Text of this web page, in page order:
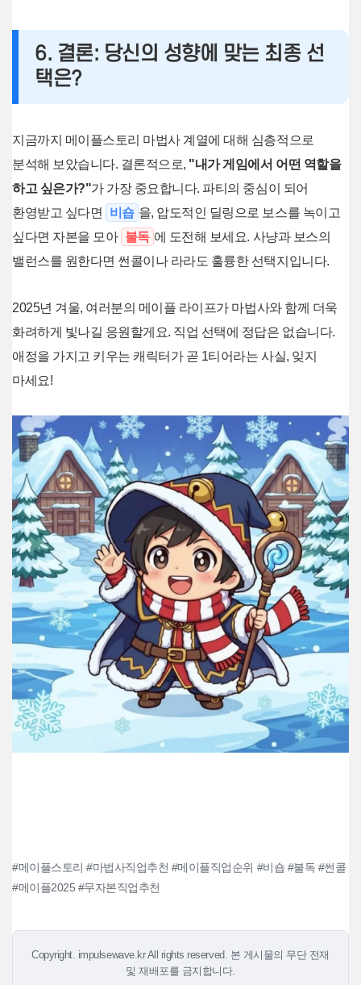
6. 결론: 당신의 성향에 맞는 최종 선
택은?
지금까지 메이플스토리 마법사 계열에 대해 심층적으로
분석해 보았습니다. 결론적으로, "내가 게임에서 어떤 역할을
하고 싶은가?"가 가장 중요합니다. 파티의 중심이 되어
환영받고 싶다면
비숍 을, 압도적인 딜링으로 보스를 녹이고
싶다면 자본을 모아 불독 에 도전해 보세요. 사냥과 보스의
밸런스를 원한다면 썬콜이나 라라도 훌륭한 선택지입니다.
2025년 겨울, 여러분의 메이플 라이프가 마법사와 함께 더욱
화려하게 빛나길 응원할게요. 직업 선택에 정답은 없습니다.
애정을 가지고 키우는 캐릭터가 곧 1티어라는 사실, 잊지
마세요!
#메이플스토리 #마법사직업추천 #메이플직업순위 #비숍 #불독 #썬콜
#메이플2025 #무자본직업추천
Copyright. impulsewave.kr All rights reserved. 본 게시물의 무단 전재
및 재배포를 금지합니다.